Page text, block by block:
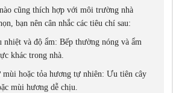
cũng thích hợp với môi trường nhà
bạn nên cân nhắc các tiêu chí sau:
nhiệt và độ ẩm: Bếp thường nóng và ẩm
khác trong nhà.
mùi hoặc tỏa hương tự nhiên: Ưu tiên cây
mùi hương dễ chịu.